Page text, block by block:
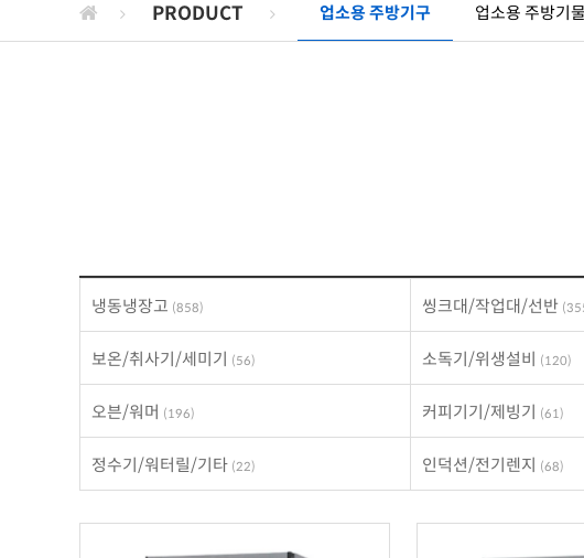
PRODUCT 업소용 주방기구 업소용 주방기물
냉동냉장고 (858) 씽크대/작업대/선반
보온/취사기/세미기 (56) 소독기/위생설비 (120)
오븐/워머 (196) 커피기기/제빙기 (61)
정수기/워터릴/기타 (22) 인덕션/전기렌지 (68)